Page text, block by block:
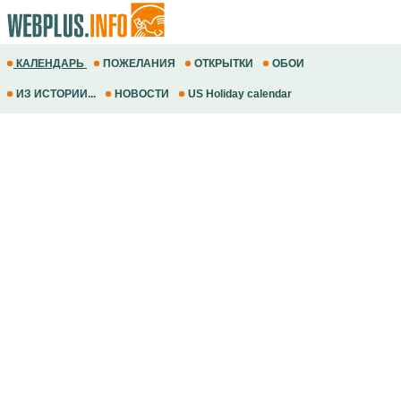
КАЛЕНДАРЬ ПОЖЕЛАНИЯ ОТКРЫТКИ ОБОИ
ИЗ ИСТОРИИ... НОВОСТИ US Holiday calendar